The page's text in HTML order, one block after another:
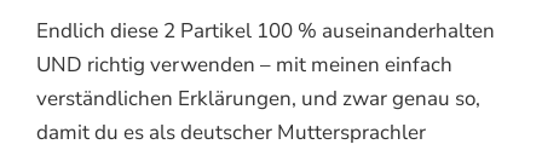
Endlich diese 2 Partikel 100 % auseinanderhalten
UND richtig verwenden – mit meinen einfach
verständlichen Erklärungen, und zwar genau so,
damit du es als deutscher Muttersprachler